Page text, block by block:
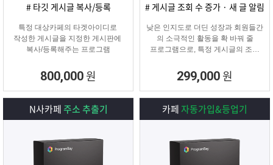
# 타깃 게시글 복사/등록
특정 대상카페의 타겟아이디로
작성한 게시글을 지정한 게시판에
복사/등록해주는 프로그램
800,000 원
# 게시글 조회 수 증가 · 새 글 알림
낮은 인지도로 더딘 성장과 회원들간
의 소극적인 활동을 확 바꿔 줄
프로그램으로, 특정 게시글의 조회
카테고리에 새 글 알림 표시기능!
299,000 원
N사카페주소 추출기 카페자동가입&등업기